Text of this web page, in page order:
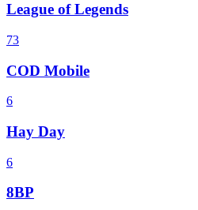
League of Legends
73
COD Mobile
6
Hay Day
6
8BP